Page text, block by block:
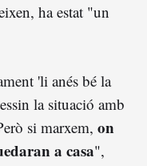
ha estat "un
'li anés bé la
la situació amb
si marxem, on
a casa",